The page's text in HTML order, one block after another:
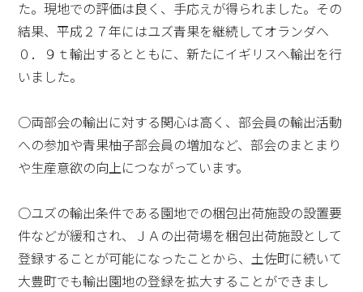
た。現地での評価は良く、手応えが得られました。その
結果、平成２７年にはユズ青果を継続してオランダへ
０．９ｔ輸出するとともに、新たにイギリスへ輸出を行
いました。
○両部会の輸出に対する関心は高く、部会員の輸出活動
への参加や青果柚子部会員の増加など、部会のまとまり
や生産意欲の向上につながっています。
○ユズの輸出条件である園地での梱包出荷施設の設置要
件などが緩和され、ＪＡの出荷場を梱包出荷施設として
登録することが可能になったことから、土佐町に続いて
大豊町でも輸出園地の登録を拡大することができまし